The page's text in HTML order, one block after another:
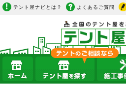
テント屋ナビとは？ よくあるご質問